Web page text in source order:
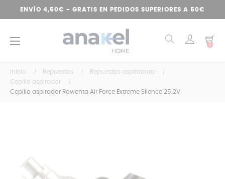
ENVÍO 4,50€ - GRATIS EN PEDIDOS SUPERIORES A 50€
Navegación
☰ 0
Inicio Repuestos
Repuestos aspiradora
Cepillo aspirador
Cepillo aspirador Rowenta Air Force Extreme Silence 25.2V